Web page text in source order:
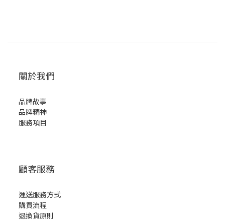
關於我們
品牌故事
品牌精神
服務項目
顧客服務
運送服務方式
購買流程
退換貨原則